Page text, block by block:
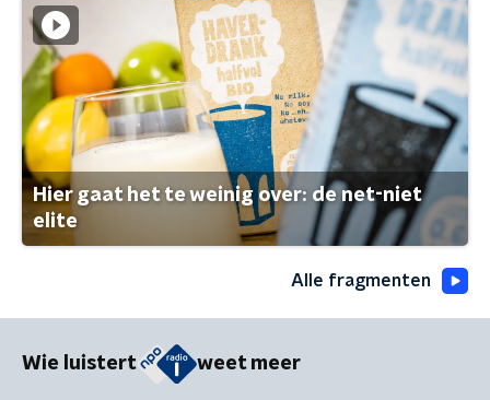
Hier gaat het te weinig over: de net-niet
elite
Alle fragmenten
Wie luistert weet meer